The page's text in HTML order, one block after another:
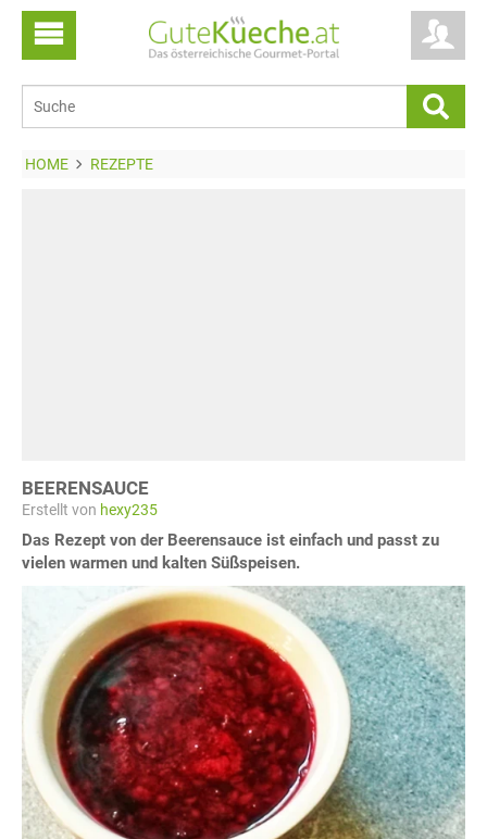
HOME REZEPTE
BEERENSAUCE
Erstellt von hexy235
Das Rezept von der Beerensauce ist einfach und passt zu
vielen warmen und kalten Süßspeisen.